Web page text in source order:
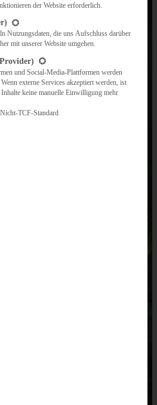
der Website erforderlich.
Nutzungsdaten, die uns Aufschluss darüber
mit unserer Website umgehen.
und Social-Media-Plattformen werden
externe Services akzeptiert werden, ist
keine manuelle Einwilligung mehr
Nicht-TCF-Standard